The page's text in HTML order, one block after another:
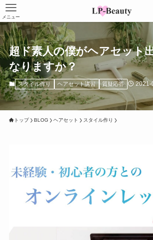
メニュー
超ド素人の僕がヘアセット
なりますか？
スタイル作り ヘアセット講習 質疑応答 2021-
トップ BLOG ヘアセット スタイル作り